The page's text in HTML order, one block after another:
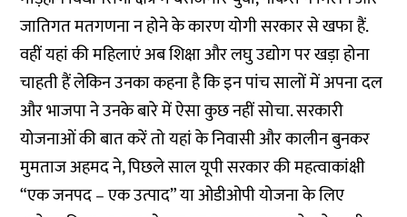
जातिगत मतगणना न होने के कारण योगी सरकार से खफा हैं.
वहीं यहां की महिलाएं अब शिक्षा और लघु उद्योग पर खड़ा होना
चाहती हैं लेकिन उनका कहना है कि इन पांच सालों में अपना दल
और भाजपा ने उनके बारे में ऐसा कुछ नहीं सोचा. सरकारी
योजनाओं की बात करें तो यहां के निवासी और कालीन बुनकर
मुमताज अहमद ने, पिछले साल यूपी सरकार की महत्वाकांक्षी
“एक जनपद – एक उत्पाद” या ओडीओपी योजना के लिए